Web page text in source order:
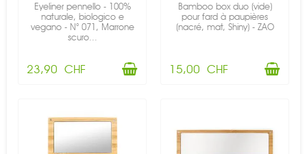
Eyeliner pennello - 100%
naturale, biologico e
vegano - N° 071, Marrone
scuro...
23,90 CHF
Bamboo box duo (vide)
pour fard à paupières
(nacré, mat, Shiny) - ZAO
15,00 CHF